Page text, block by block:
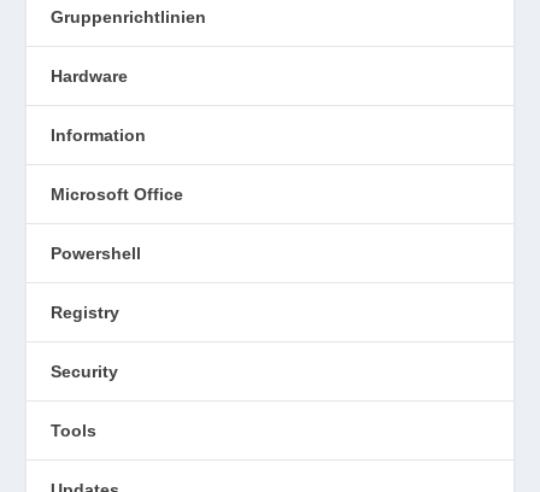
Gruppenrichtlinien
Hardware
Information
Microsoft Office
Powershell
Registry
Security
Tools